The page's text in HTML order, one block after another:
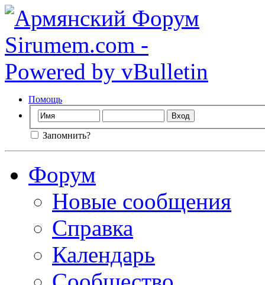
Помощь
Запомнить?
Форум
Новые сообщения
Справка
Календарь